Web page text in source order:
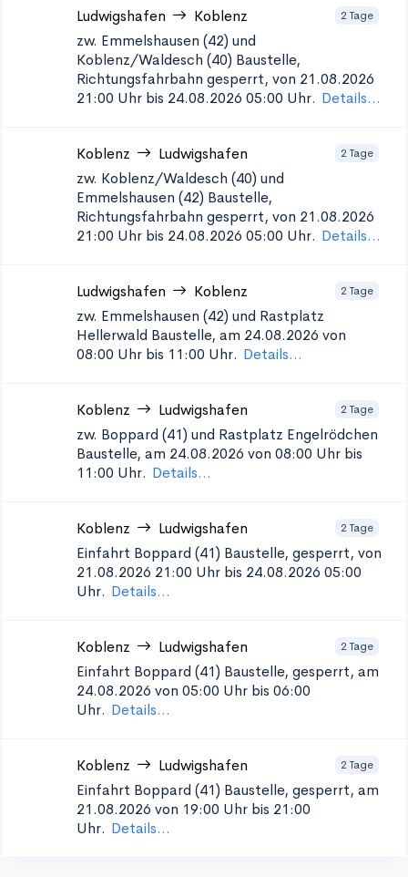
Ludwigshafen Koblenz 2 Tage
zw. Emmelshausen (42) und
Koblenz/Waldesch (40) Baustelle,
Richtungsfahrbahn gesperrt, von 21.08.2026
21:00 Uhr bis 24.08.2026 05:00 Uhr. Details...
Koblenz Ludwigshafen 2 Tage
zw. Koblenz/Waldesch (40) und
Emmelshausen (42) Baustelle,
Richtungsfahrbahn gesperrt, von 21.08.2026
21:00 Uhr bis 24.08.2026 05:00 Uhr. Details...
Ludwigshafen Koblenz 2 Tage
zw. Emmelshausen (42) und Rastplatz
Hellerwald Baustelle, am 24.08.2026 von
08:00 Uhr bis 11:00 Uhr. Details...
Koblenz Ludwigshafen 2 Tage
zw. Boppard (41) und Rastplatz Engelrödchen
Baustelle, am 24.08.2026 von 08:00 Uhr bis
11:00 Uhr. Details...
Koblenz Ludwigshafen 2 Tage
Einfahrt Boppard (41) Baustelle, gesperrt, von
21.08.2026 21:00 Uhr bis 24.08.2026 05:00
Uhr. Details...
Koblenz Ludwigshafen 2 Tage
Einfahrt Boppard (41) Baustelle, gesperrt, am
24.08.2026 von 05:00 Uhr bis 06:00
Uhr. Details...
Koblenz Ludwigshafen 2 Tage
Einfahrt Boppard (41) Baustelle, gesperrt, am
21.08.2026 von 19:00 Uhr bis 21:00
Uhr. Details...